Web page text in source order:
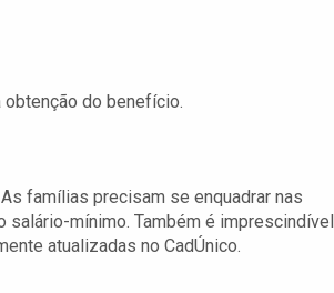
do benefício.
famílias precisam se enquadrar nas
mínimo. Também é imprescindível
atualizadas no CadÚnico.